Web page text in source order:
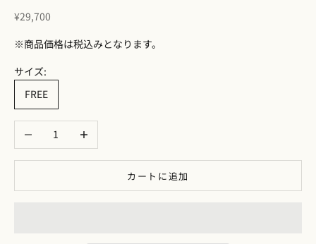
セール価格
¥29,700
※商品価格は税込みとなります。
サイズ:
FREE
数量を減らす 数量を増やす
カートに追加